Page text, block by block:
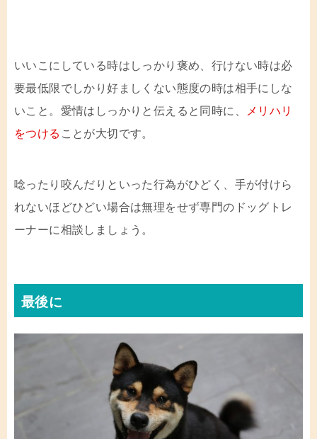
いいこにしている時はしっかり褒め、行けない時は必
要最低限でしかり好ましくない態度の時は相手にしな
いこと。愛情はしっかりと伝えると同時に、
メリハリ
をつける ことが大切です。
唸ったり咬んだりといった行為がひどく、手が付けら
れないほどひどい場合は無理をせず専門のドッグトレ
ーナーに相談しましょう。
最後に